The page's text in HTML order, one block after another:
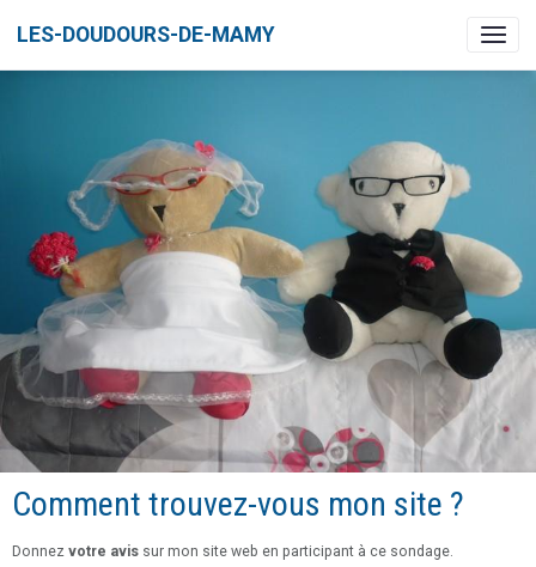
LES-DOUDOURS-DE-MAMY
Comment trouvez-vous mon site ?
Donnez votre avis sur mon site web en participant à ce sondage.